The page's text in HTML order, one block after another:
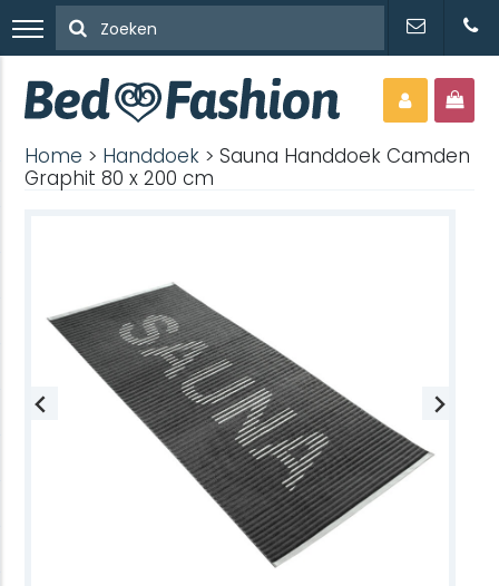
Home > Handdoek > Sauna Handdoek Camden
Graphit 80 x 200 cm